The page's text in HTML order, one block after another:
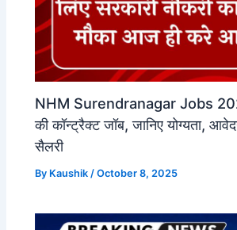
NHM Surendranagar Jobs
की कॉन्ट्रैक्ट जॉब, जानिए योग्यता,
सैलरी
By Kaushik/October 8, 2025